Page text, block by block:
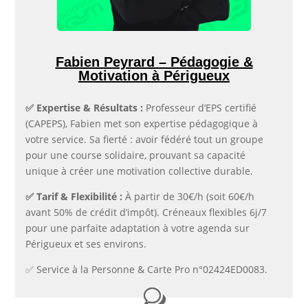
Fabien Peyrard – Pédagogie &
Motivation à Périgueux
✅​ Expertise & Résultats : Professeur d’EPS certifié
(CAPEPS), Fabien met son expertise pédagogique à
votre service. Sa fierté : avoir fédéré tout un groupe
pour une course solidaire, prouvant sa capacité
unique à créer une motivation collective durable.
✅​ Tarif & Flexibilité : À partir de 30€/h (soit 60€/h
avant 50% de crédit d’impôt). Créneaux flexibles 6j/7
pour une parfaite adaptation à votre agenda sur
Périgueux et ses environs.
✅​ Service à la Personne & Carte Pro n°02424ED0083.